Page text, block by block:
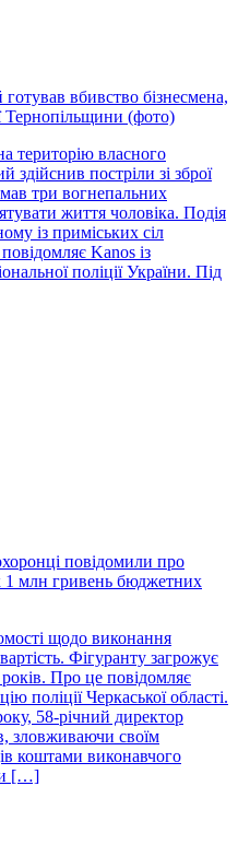
готував вбивство бізнесмена,
Тернопільщини (фото)
територію власного
постріли зі зброї
три вогнепальних
життя чоловіка. Подія
із приміських сіл
Kanos із
поліції України. Під
повідомили про
1 млн гривень бюджетних
щодо виконання
Фігуранту загрожує
Про це повідомляє
поліції Черкаської області.
58-річний директор
зловживаючи своїм
коштами виконавчого
[…]